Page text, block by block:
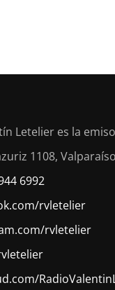
Letelier es la
1108,
6992
rvletelier
rvletelier